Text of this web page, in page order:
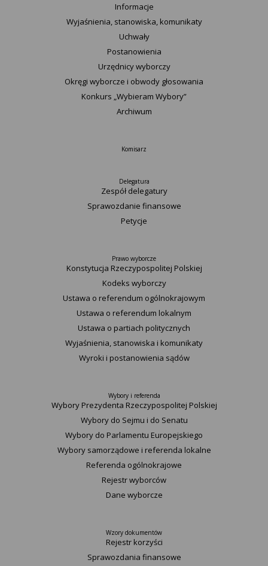
Informacje
Wyjaśnienia, stanowiska, komunikaty
Uchwały
Postanowienia
Urzędnicy wyborczy
Okręgi wyborcze i obwody głosowania
Konkurs „Wybieram Wybory”
Archiwum
Komisarz
Delegatura
Zespół delegatury
Sprawozdanie finansowe
Petycje
Prawo wyborcze
Konstytucja Rzeczypospolitej Polskiej​
Kodeks wyborczy
Ustawa o referendum ogólnokrajowym
Ustawa o referendum lokalnym
Ustawa o partiach politycznych
Wyjaśnienia, stanowiska i komunikaty
Wyroki i postanowienia sądów
Wybory i referenda
Wybory Prezydenta Rzeczypospolitej Polskiej
Wybory do Sejmu i do Senatu
Wybory do Parlamentu Europejskiego
Wybory samorządowe i referenda lokalne
Referenda ogólnokrajowe
Rejestr wyborców
Dane wyborcze
Wzory dokumentów
Rejestr korzyści
Sprawozdania finansowe